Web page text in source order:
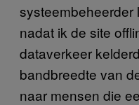
systeembeheerder
nadat ik de site
dataverkeer
bandbreedte van
naar mensen die